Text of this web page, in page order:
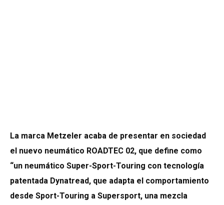
La marca Metzeler acaba de presentar en sociedad
el nuevo neumático ROADTEC 02, que define como
“un neumático Super-Sport-Touring con tecnología
patentada Dynatread, que adapta el comportamiento
desde Sport-Touring a Supersport, una mezcla